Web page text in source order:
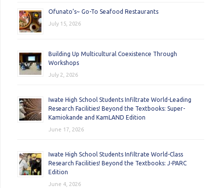
Ofunato’s~ Go-To Seafood Restaurants
July 15, 2026
Building Up Multicultural Coexistence Through
Workshops
July 2, 2026
Iwate High School Students Infiltrate World-Leading
Research Facilities! Beyond the Textbooks: Super-
Kamiokande and KamLAND Edition
June 17, 2026
Iwate High School Students Infiltrate World-Class
Research Facilities! Beyond the Textbooks: J-PARC
Edition
June 4, 2026